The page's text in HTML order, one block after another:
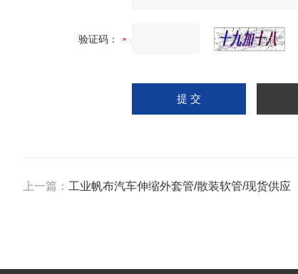
验证码：
上一篇： 工业帆布汽车伸缩外套管/散装软管/现货供应